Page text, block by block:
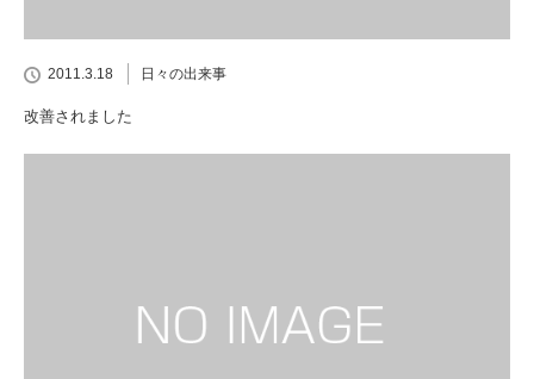
2011.3.18 日々の出来事
改善されました